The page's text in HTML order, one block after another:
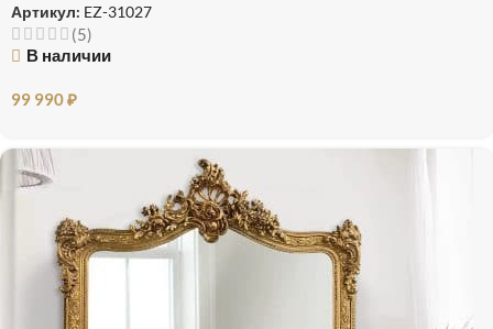
Артикул: EZ-31027
(5)
В наличии
99 990₽